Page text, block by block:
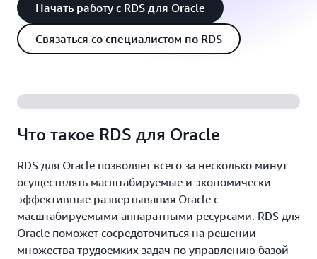
Начать работу с RDS для Oracle
Связаться со специалистом по RDS
Что такое RDS для Oracle
RDS для Oracle позволяет всего за несколько минут
осуществлять масштабируемые и экономически
эффективные развертывания Oracle с
масштабируемыми аппаратными ресурсами. RDS для
Oracle поможет сосредоточиться на решении
множества трудоемких задач по управлению базой